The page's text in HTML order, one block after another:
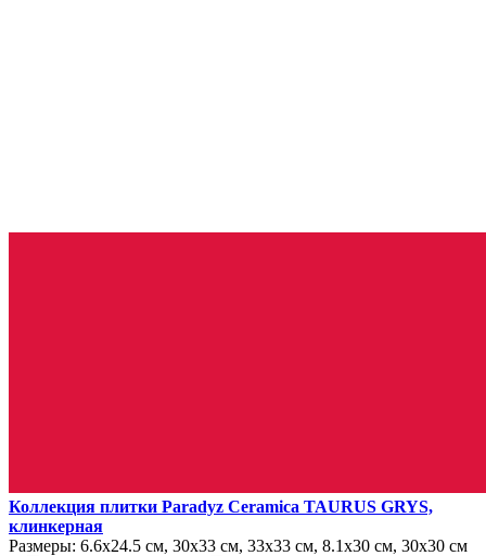
Коллекция плитки Paradyz Ceramica TAURUS GRYS,
клинкерная
Размеры: 6.6х24.5 см, 30х33 см, 33х33 см, 8.1х30 см, 30х30 см